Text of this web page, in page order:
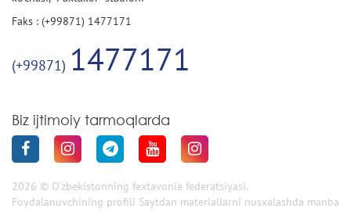
Faks : (+99871) 1477171
(+99871) 1477171
Biz ijtimoiy tarmoqlarda
2026 © O'zbekistonning fextavonie federatsiyasi.
Foydalanuvchining profili Saytdan materiallarni nusxalashda manba